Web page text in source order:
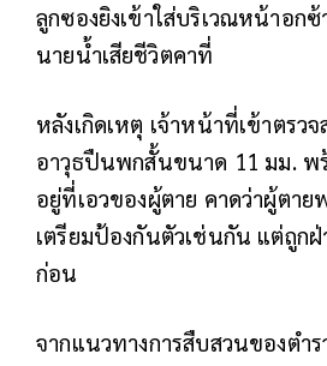
ลูกซองยิงเข้าใส่บริเวณหน้าอก
นายน้ำเสียชีวิตคาที่
หลังเกิดเหตุ เจ้าหน้าที่เข้าตรว
อาวุธปืนพกสั้นขนาด 11 มม. พ
อยู่ที่เอวของผู้ตาย คาดว่าผู้ตาย
เตรียมป้องกันตัวเช่นกัน แต่ถูกฝ่
ก่อน
จากแนวทางการสืบสวนของตำ